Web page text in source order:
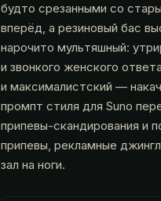
будто срезанными со
вперёд, а резиновый бас
нарочито мультяшный:
и звонкого женского
и максималистский —
промпт стиля для Suno
припевы-скандирования и
припевы, рекламные
зал на ноги.